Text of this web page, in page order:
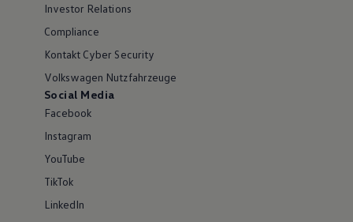
Investor Relations
Compliance
Kontakt Cyber Security
Volkswagen Nutzfahrzeuge
Social Media
Facebook
Instagram
YouTube
TikTok
LinkedIn